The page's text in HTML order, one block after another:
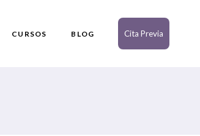
CURSOS BLOG Cita Previa